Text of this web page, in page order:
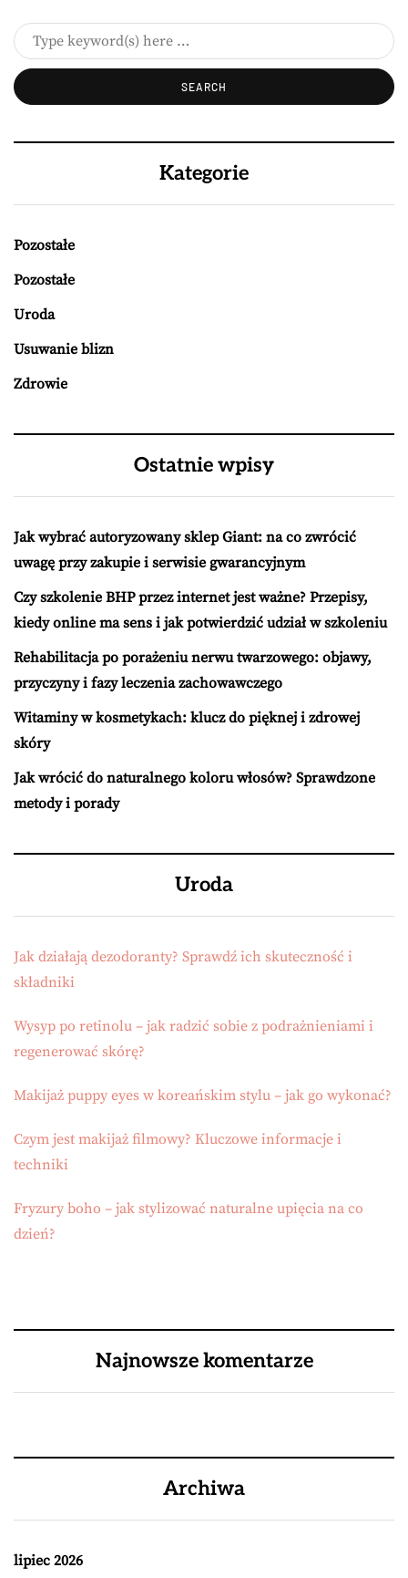
Kategorie
Pozostałe
Pozostałe
Uroda
Usuwanie blizn
Zdrowie
Ostatnie wpisy
Jak wybrać autoryzowany sklep Giant: na co zwrócić
uwagę przy zakupie i serwisie gwarancyjnym
Czy szkolenie BHP przez internet jest ważne? Przepisy,
kiedy online ma sens i jak potwierdzić udział w szkoleniu
Rehabilitacja po porażeniu nerwu twarzowego: objawy,
przyczyny i fazy leczenia zachowawczego
Witaminy w kosmetykach: klucz do pięknej i zdrowej
skóry
Jak wrócić do naturalnego koloru włosów? Sprawdzone
metody i porady
Uroda
Jak działają dezodoranty? Sprawdź ich skuteczność i
składniki
Wysyp po retinolu – jak radzić sobie z podrażnieniami i
regenerować skórę?
Makijaż puppy eyes w koreańskim stylu – jak go wykonać?
Czym jest makijaż filmowy? Kluczowe informacje i
techniki
Fryzury boho – jak stylizować naturalne upięcia na co
dzień?
Najnowsze komentarze
Archiwa
lipiec 2026